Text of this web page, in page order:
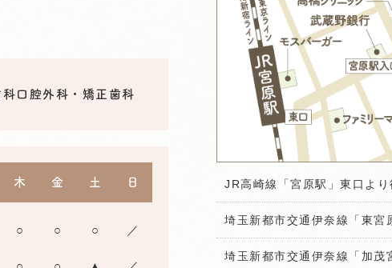
口腔外科・矯正歯科
木 金 土 日
○ ○ ○ ／
JR高崎線「宮原駅」東口よ
埼玉新都市交通伊奈線「東宮
埼玉新都市交通伊奈線「加茂